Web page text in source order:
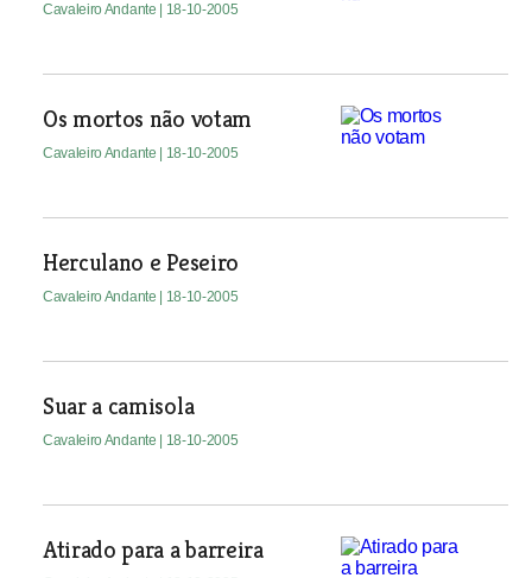
Cavaleiro Andante | 18-10-2005
Os mortos não votam
Cavaleiro Andante | 18-10-2005
Herculano e Peseiro
Cavaleiro Andante | 18-10-2005
Suar a camisola
Cavaleiro Andante | 18-10-2005
Atirado para a barreira